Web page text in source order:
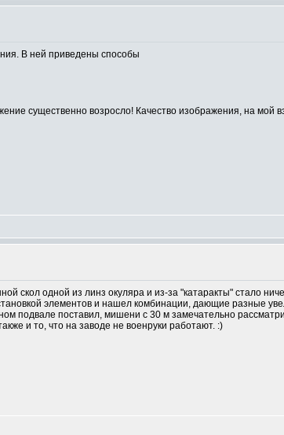
В ней приведены способы
существенно возросло! Качество изображения, на мой
скол одной из линз окуляра и из-за "катаракты" стало
элементов и нашел комбинации, дающие разные
подвале поставил, мишени с 30 м замечательно
и то, что на заводе не военруки работают. :)